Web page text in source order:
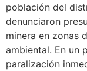
población del
denunciaron
minera en zonas
ambiental. En un
paralización